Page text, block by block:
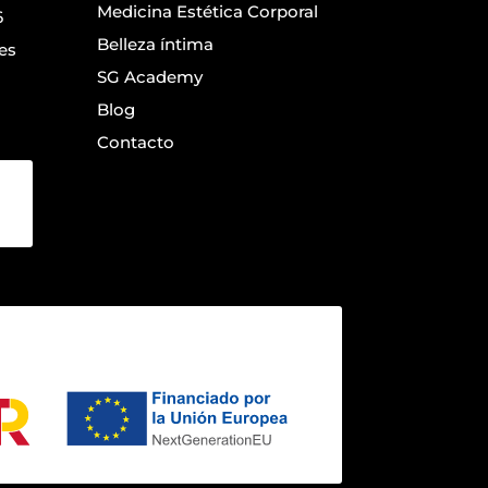
Medicina Estética Corporal
Belleza íntima
SG Academy
Blog
Contacto